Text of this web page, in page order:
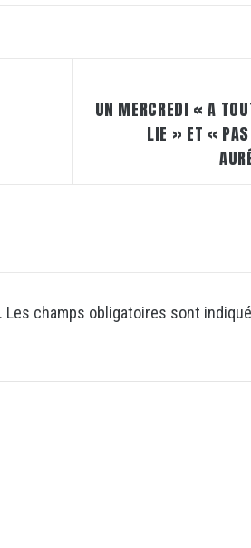
UN MERCREDI « A
LIE » ET «
Les champs obligatoires sont